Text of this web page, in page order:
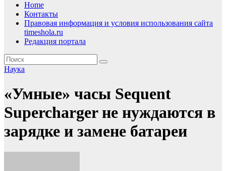
Home
Контакты
Правовая информация и условия использования сайта
timeshola.ru
Редакция портала
Наука
«Умные» часы Sequent
Supercharger не нуждаются в
зарядке и замене батареи